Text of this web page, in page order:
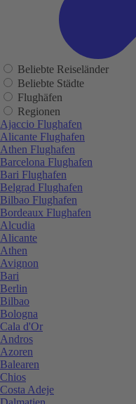
Beliebte Reiseländer
Beliebte Städte
Flughäfen
Regionen
Ajaccio Flughafen
Alicante Flughafen
Athen Flughafen
Barcelona Flughafen
Bari Flughafen
Belgrad Flughafen
Bilbao Flughafen
Bordeaux Flughafen
Alcudia
Alicante
Athen
Avignon
Bari
Berlin
Bilbao
Bologna
Cala d'Or
Andros
Azoren
Balearen
Chios
Costa Adeje